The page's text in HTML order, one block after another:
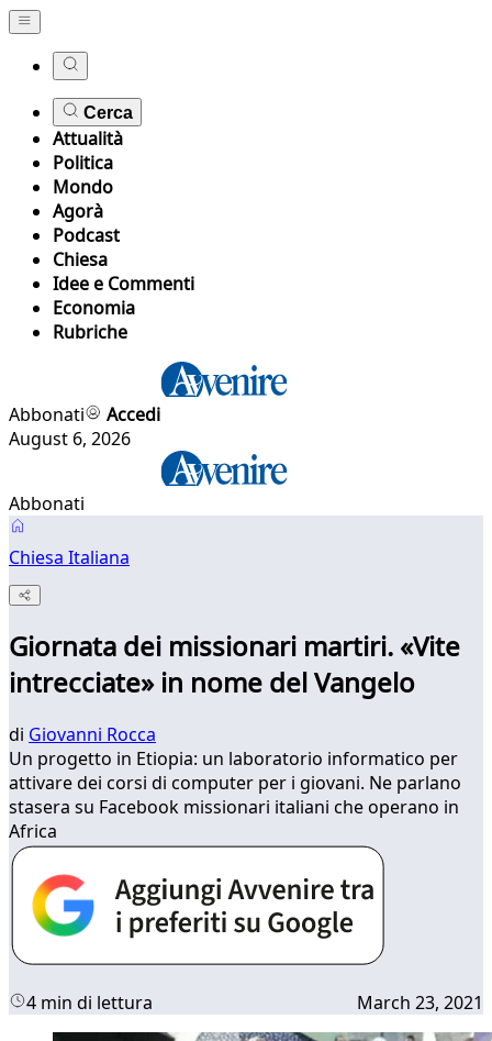
Cerca
Attualità
Politica
Mondo
Agorà
Podcast
Chiesa
Idee e Commenti
Economia
Rubriche
Abbonati
Accedi
August 6, 2026
Abbonati
Chiesa Italiana
Giornata dei missionari martiri. «Vite
intrecciate» in nome del Vangelo
di Giovanni Rocca
Un progetto in Etiopia: un laboratorio informatico per
attivare dei corsi di computer per i giovani. Ne parlano
stasera su Facebook missionari italiani che operano in
Africa
4 min di lettura March 23, 2021